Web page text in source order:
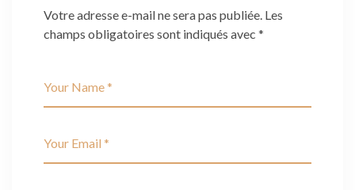
Votre adresse e-mail ne sera pas publiée. Les
champs obligatoires sont indiqués avec *